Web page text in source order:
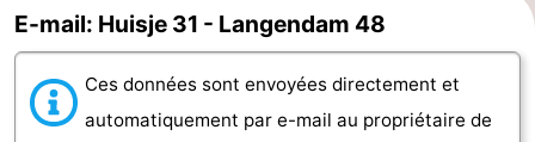
bos
Vlissingen
-
Middelburg
Vlaanderen
E-mail: Huisje 31 - Langendam 48
Ces données sont envoyées directement et
automatiquement par e-mail au propriétaire de